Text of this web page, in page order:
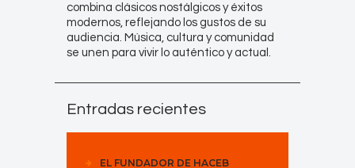
combina clásicos nostálgicos y éxitos
modernos, reflejando los gustos de su
audiencia. Música, cultura y comunidad
se unen para vivir lo auténtico y actual.
Entradas recientes
EL FUNDADOR DE HACEB